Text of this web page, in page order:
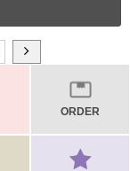
ORDER